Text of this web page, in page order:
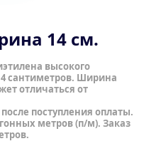
14 см.
высокого
сантиметров. Ширина
отличаться от
поступления оплаты.
метров (п/м). Заказ